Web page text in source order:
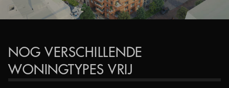
NOG VERSCHILLENDE
WONINGTYPES VRIJ